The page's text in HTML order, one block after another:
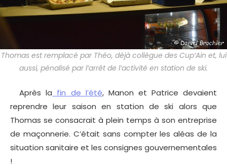
Thomas est remplacé par Théo, déjà collègue des Cup’Ain et, lui
aussi, pénalisé par l’arrêt de l’activité en station de ski.
Après la fin de l’été, Manon et Patrice devaient
reprendre leur saison en station de ski alors que
Thomas se consacrait à plein temps à son entreprise
de maçonnerie. C’était sans compter les aléas de la
situation sanitaire et les consignes gouvernementales
!